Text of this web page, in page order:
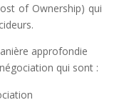
of Ownership) qui
approfondie
qui sont :